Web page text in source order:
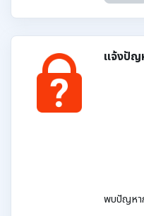
แจ้งปัญ
พบปัญหา